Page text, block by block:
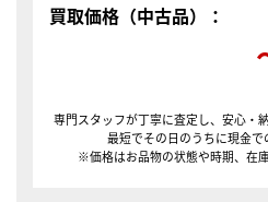
買取価格（中古品）：
専門スタッフが丁寧に査定し、安心・
最短でその日のうちに現金で
※価格はお品物の状態や時期、在